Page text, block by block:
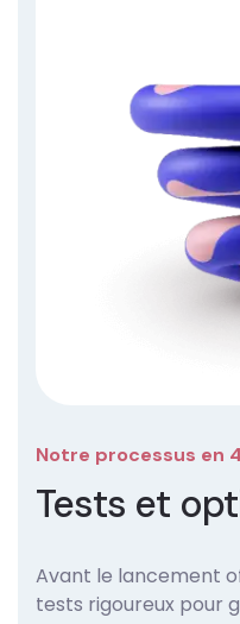
Notre processus en
Tests et
Avant le lancement
tests rigoureux pour